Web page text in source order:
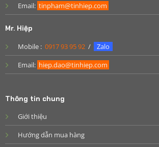
Email: tinpham@tinhiep.com
Mr. Hiệp
Mobile : 0917 93 95 92/
Zalo
Email: hiep.dao@tinhiep.com
Thông tin chung
Giới thiệu
Hướng dẫn mua hàng